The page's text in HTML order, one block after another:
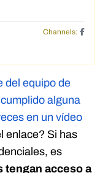
Channels:
del equipo de
alguna
en un vídeo
enlace? Si has
es
tengan acceso a